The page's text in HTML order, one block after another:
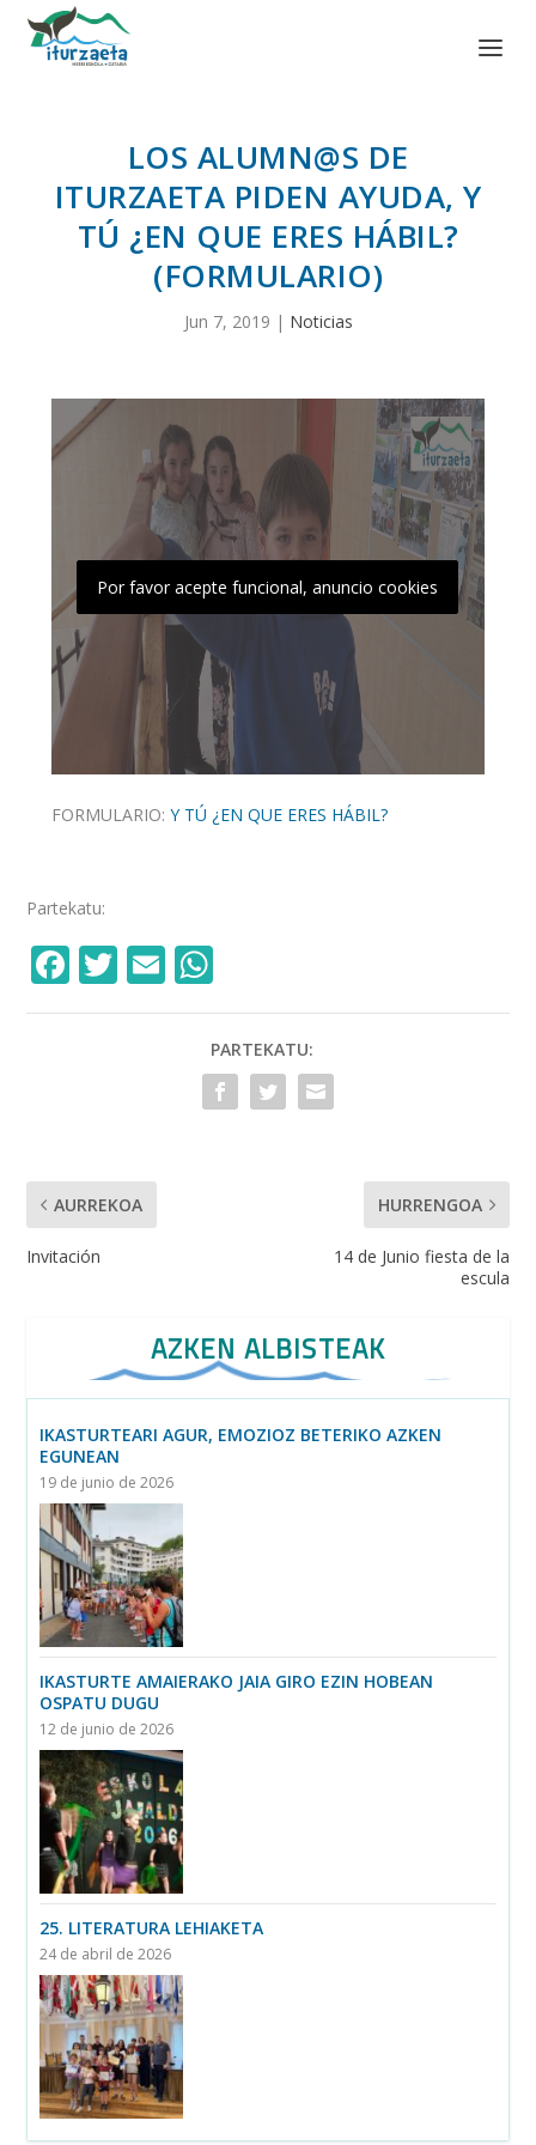
LOS ALUMN@S DE
ITURZAETA PIDEN AYUDA, Y
TÚ ¿EN QUE ERES HÁBIL?
(FORMULARIO)
Jun 7, 2019 | Noticias
Por favor acepte funcional, anuncio cookies
FORMULARIO: Y TÚ ¿EN QUE ERES HÁBIL?
Partekatu:
F
ac
k
T
w
E
m h
at
s
A
PARTEKATU:
AURREKOA
Invitación
HURRENGOA
14 de Junio fiesta de la
escula
AZKEN ALBISTEAK
IKASTURTEARI AGUR, EMOZIOZ BETERIKO AZKEN
EGUNEAN
19 de junio de 2026
IKASTURTE AMAIERAKO JAIA GIRO EZIN HOBEAN
OSPATU DUGU
12 de junio de 2026
25. LITERATURA LEHIAKETA
24 de abril de 2026